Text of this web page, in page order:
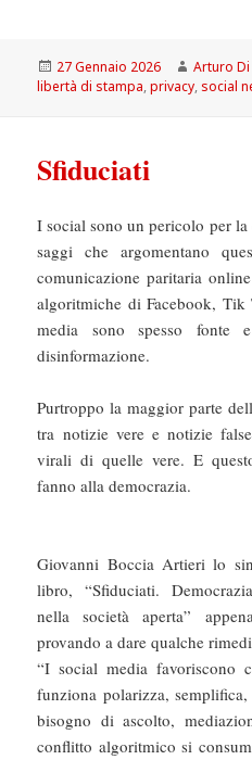
Scritto
il
27 Gennaio 2026 Autore
Arturo
libertà di stampa,privacy, social
Sfiduciati
I social sono un pericolo per
saggi che argomentano
comunicazione paritaria
algoritmiche di Facebook,
media sono spesso fonte
disinformazione.
Purtroppo la maggior parte
tra notizie vere e notizie
virali di quelle vere. E
fanno alla democrazia.
Giovanni Boccia Artieri lo
libro, “Sfiduciati.
nella società aperta”
provando a dare qualche
“I social media favoriscono
funziona polarizza,
bisogno di ascolto,
conflitto algoritmico si